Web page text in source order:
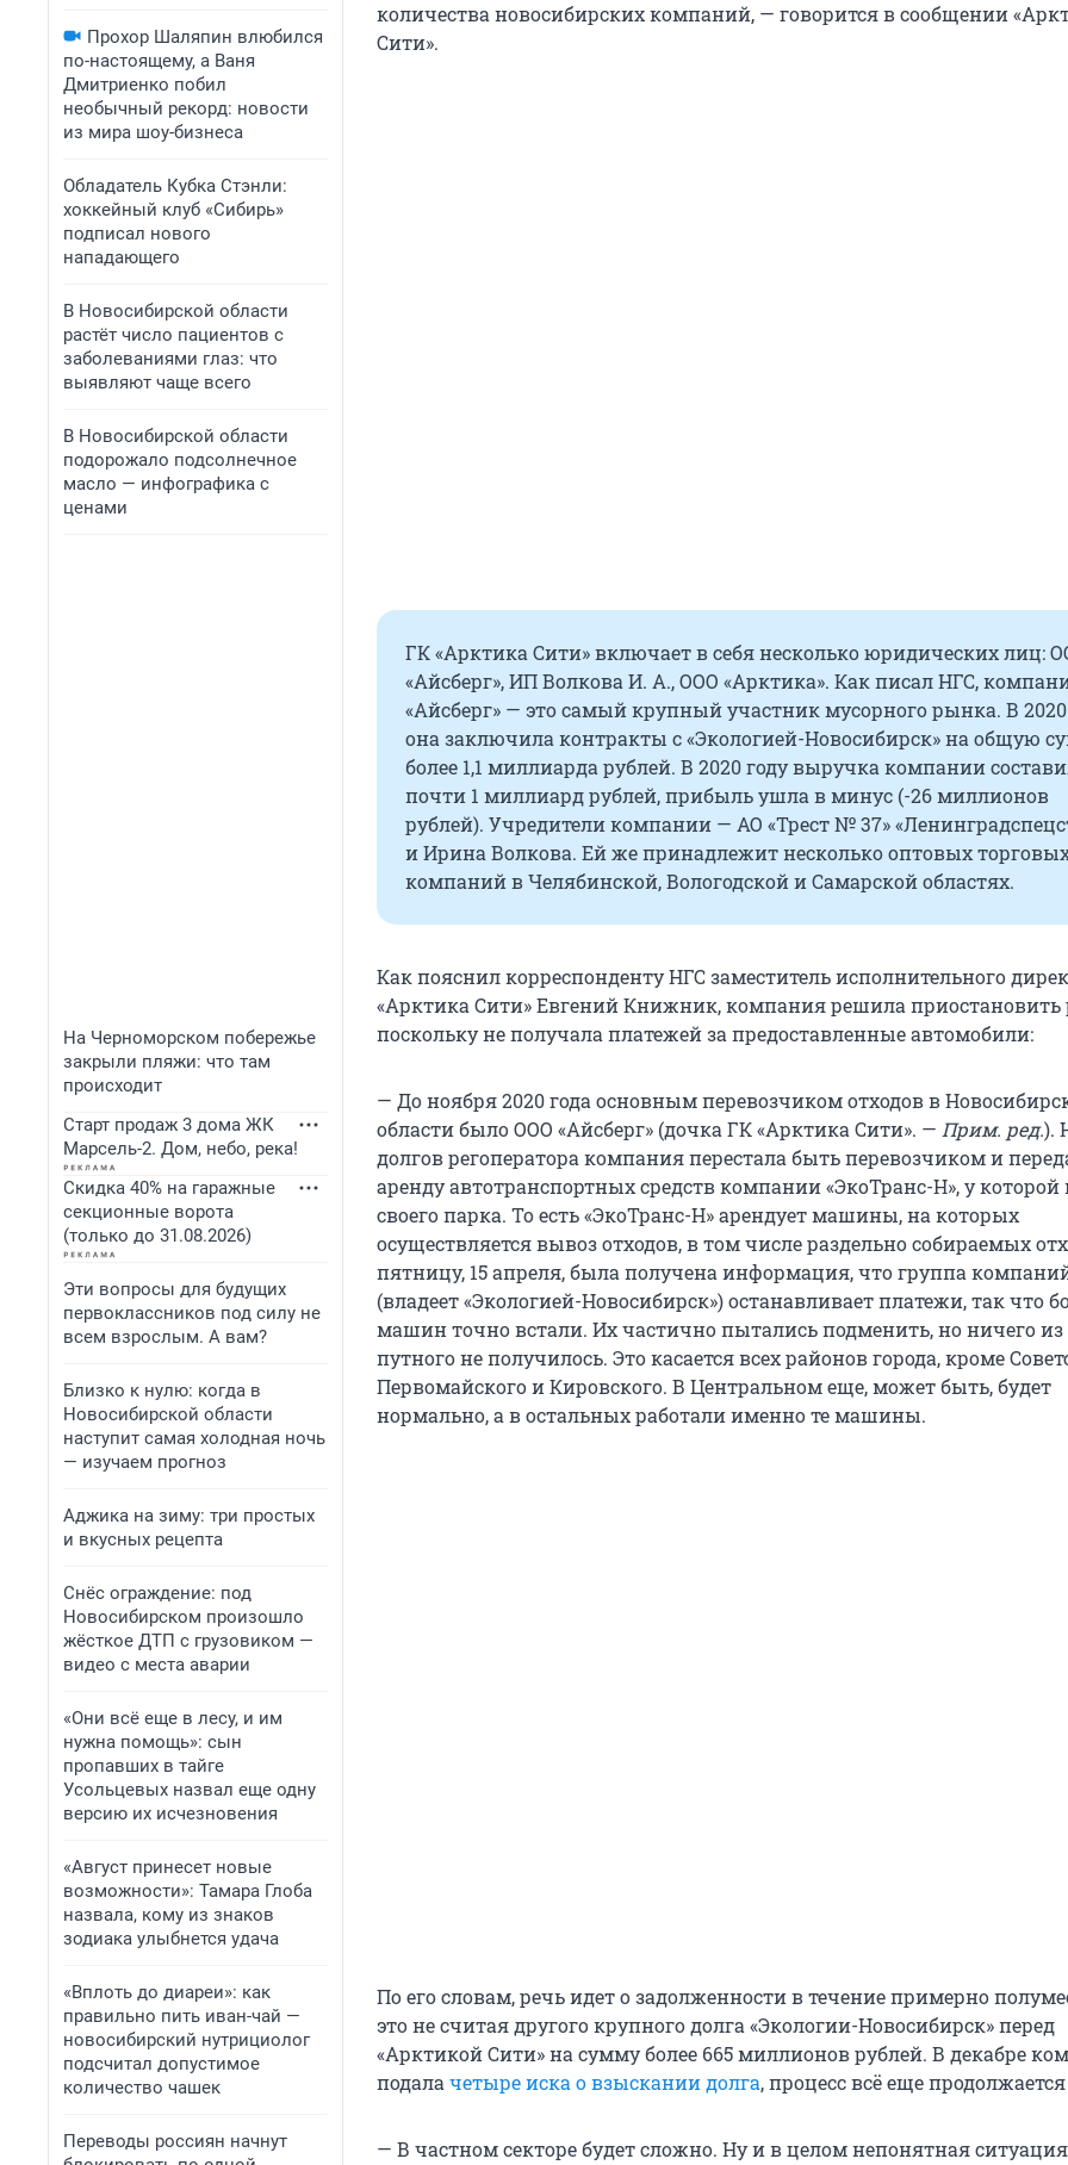
Прохор Шаляпин влюбился
по-настоящему, а Ваня
Дмитриенко побил
необычный рекорд: новости
из мира шоу-бизнеса
Обладатель Кубка Стэнли:
хоккейный клуб «Сибирь»
подписал нового
нападающего
В Новосибирской области
растёт число пациентов с
заболеваниями глаз: что
выявляют чаще всего
В Новосибирской области
подорожало подсолнечное
масло — инфографика с
ценами
На Черноморском побережье
закрыли пляжи: что там
происходит
Старт продаж 3 дома ЖК
Марсель-2. Дом, небо, река!
Скидка 40% на гаражные
секционные ворота
(только до 31.08.2026)
Эти вопросы для будущих
первоклассников под силу не
всем взрослым. А вам?
Близко к нулю: когда в
Новосибирской области
наступит самая холодная ночь
— изучаем прогноз
Аджика на зиму: три простых
и вкусных рецепта
Снёс ограждение: под
Новосибирском произошло
жёсткое ДТП с грузовиком —
видео с места аварии
«Они всё еще в лесу, и им
нужна помощь»: сын
пропавших в тайге
Усольцевых назвал еще одну
версию их исчезновения
«Август принесет новые
возможности»: Тамара Глоба
назвала, кому из знаков
зодиака улыбнется удача
«Вплоть до диареи»: как
правильно пить иван-чай —
новосибирский нутрициолог
подсчитал допустимое
количество чашек
Переводы россиян начнут
количества новосибирских компаний, — говорится в сообщении
Сити».
ГК «Арктика Сити» включает в себя несколько юридических лиц:
«Айсберг», ИП Волкова И. А., ООО «Арктика». Как писал НГС,
«Айсберг» — это самый крупный участник мусорного рынка. В 2020
она заключила контракты с «Экологией-Новосибирск» на общую
более 1,1 миллиарда рублей. В 2020 году выручка компании
почти 1 миллиард рублей, прибыль ушла в минус (-26 миллионов
рублей). Учредители компании — АО «Трест № 37»
и Ирина Волкова. Ей же принадлежит несколько оптовых
компаний в Челябинской, Вологодской и Самарской областях.
Как пояснил корреспонденту НГС заместитель исполнительного
«Арктика Сити» Евгений Книжник, компания решила приостановить
поскольку не получала платежей за предоставленные автомобили:
— До ноября 2020 года основным перевозчиком отходов в
области было ООО «Айсберг» (дочка ГК «Арктика Сити». — Прим. ред.).
долгов регоператора компания перестала быть перевозчиком и
аренду автотранспортных средств компании «ЭкоТранс-Н», у которой
своего парка. То есть «ЭкоТранс-Н» арендует машины, на которых
осуществляется вывоз отходов, в том числе раздельно собираемых
пятницу, 15 апреля, была получена информация, что группа
(владеет «Экологией-Новосибирск») останавливает платежи, так что
машин точно встали. Их частично пытались подменить, но ничего из
путного не получилось. Это касается всех районов города, кроме
Первомайского и Кировского. В Центральном еще, может быть, будет
нормально, а в остальных работали именно те машины.
По его словам, речь идет о задолженности в течение примерно
это не считая другого крупного долга «Экологии-Новосибирск» перед
«Арктикой Сити» на сумму более 665 миллионов рублей. В декабре
подала четыре иска о взыскании долга, процесс всё еще
— В частном секторе будет сложно. Ну и в целом непонятная